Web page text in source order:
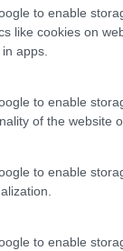
to enable
like cookies on
apps.
to enable
of the website
to enable
to enable
do grupo
no
de